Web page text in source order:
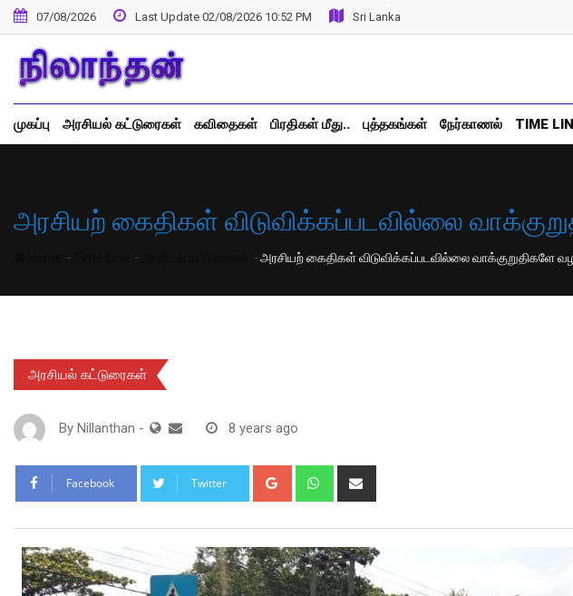
Skip
to
content
07/08/2026 Last Update 02/08/2026 10:52 PM Sri Lanka
முகப்பு அரசியல் கட்டுரைகள் கவிதைகள் பிரதிகள் மீது.. புத்தகங்கள் நேர்காணல் TIME
அரசியற் கைதிகள் விடுவிக்கப்படவில்லை
- - -அரசியற் கைதிகள் விடுவிக்கப்படவில்லை வாக்குறுதிகளே
அரசியல் கட்டுரைகள்
By Nillanthan - 8 years ago
Facebook Twitter Google+ Whatsapp